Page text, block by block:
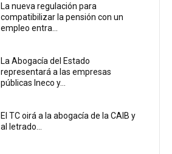
La nueva regulación para
compatibilizar la pensión con un
empleo entra...
La Abogacía del Estado
representará a las empresas
públicas Ineco y...
El TC oirá a la abogacía de la CAIB y
al letrado...